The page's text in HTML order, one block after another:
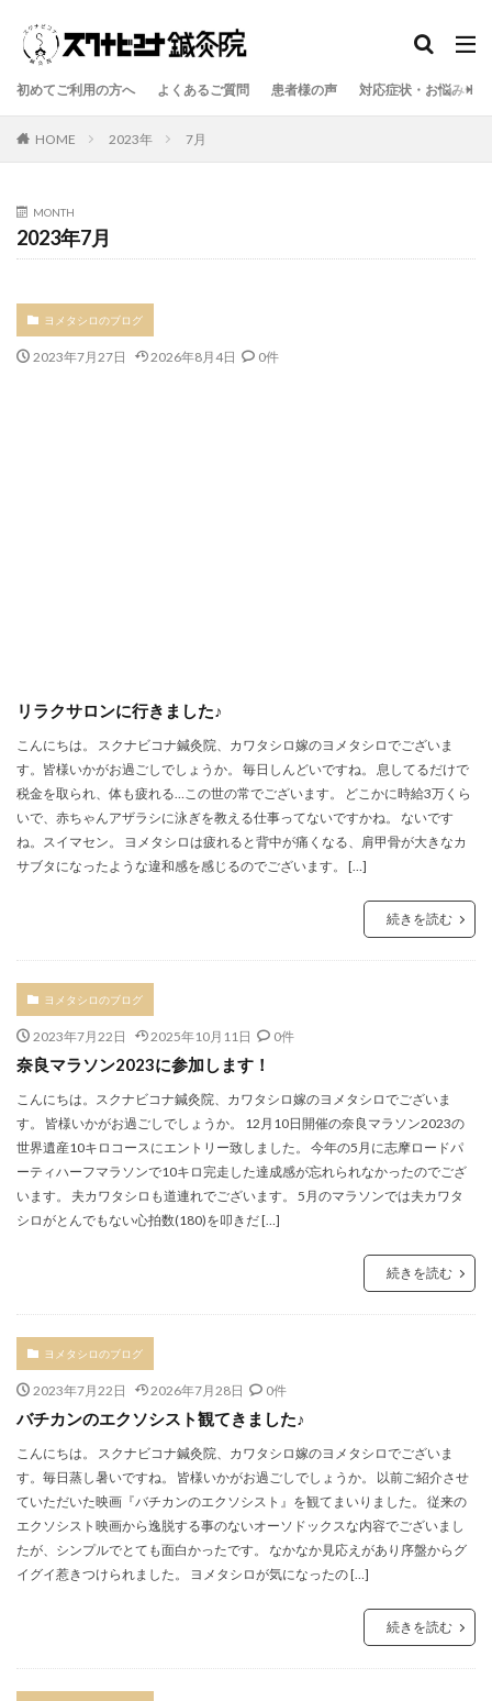
初めてご利用の方へ よくあるご質問 患者様の声 対応症状・お悩み一覧
HOME 2023年 7月
MONTH
2023年7月
ヨメタシロのブログ
2023年7月27日 2026年8月4日 0件
リラクサロンに行きました♪
こんにちは。 スクナビコナ鍼灸院、カワタシロ嫁のヨメタシロでございま
す。皆様いかがお過ごしでしょうか。 毎日しんどいですね。 息してるだけで
税金を取られ、体も疲れる…この世の常でございます。 どこかに時給3万くら
いで、赤ちゃんアザラシに泳ぎを教える仕事ってないですかね。 ないです
ね。スイマセン。 ヨメタシロは疲れると背中が痛くなる、肩甲骨が大きなカ
サブタになったような違和感を感じるのでございます。 […]
続きを読む
ヨメタシロのブログ
2023年7月22日 2025年10月11日 0件
奈良マラソン2023に参加します！
こんにちは。スクナビコナ鍼灸院、カワタシロ嫁のヨメタシロでございま
す。 皆様いかがお過ごしでしょうか。 12月10日開催の奈良マラソン2023の
世界遺産10キロコースにエントリー致しました。 今年の5月に志摩ロードパ
ーティハーフマラソンで10キロ完走した達成感が忘れられなかったのでござ
います。 夫カワタシロも道連れでございます。 5月のマラソンでは夫カワタ
シロがとんでもない心拍数(180)を叩きだ […]
続きを読む
ヨメタシロのブログ
2023年7月22日 2026年7月28日 0件
バチカンのエクソシスト観てきました♪
こんにちは。 スクナビコナ鍼灸院、カワタシロ嫁のヨメタシロでございま
す。毎日蒸し暑いですね。 皆様いかがお過ごしでしょうか。 以前ご紹介させ
ていただいた映画『バチカンのエクソシスト』を観てまいりました。 従来の
エクソシスト映画から逸脱する事のないオーソドックスな内容でございまし
たが、シンプルでとても面白かったです。 なかなか見応えがあり序盤からグ
イグイ惹きつけられました。 ヨメタシロが気になったの […]
続きを読む